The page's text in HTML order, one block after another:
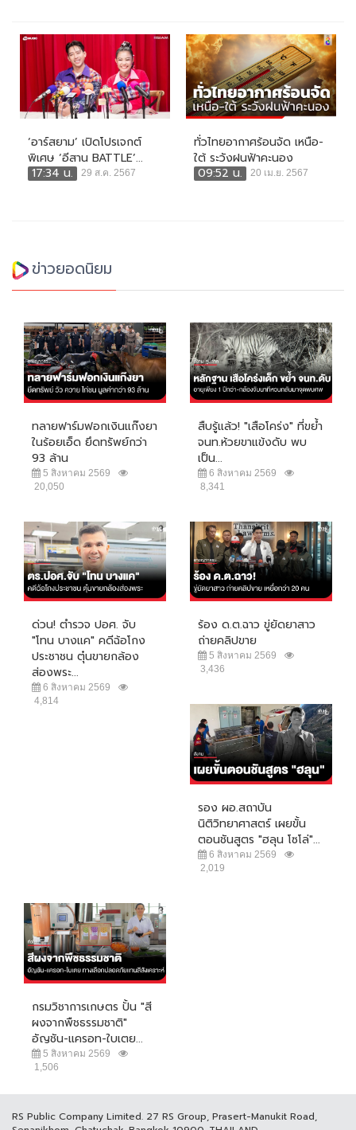
‘อาร์สยาม’ เปิดโปรเจกต์
พิเศษ ‘อีสาน BATTLE’...
17:34 น.
29 ส.ค. 2567
ทั่วไทยอากาศร้อนจัด เหนือ-
ใต้ ระวังฝนฟ้าคะนอง
09:52 น.
20 เม.ย. 2567
ข่าวยอดนิยม
ทลายฟาร์มฟอกเงินแก๊งยา
ในร้อยเอ็ด ยึดทรัพย์กว่า
93 ล้าน
5 สิงหาคม 2569
20,050
สืบรู้แล้ว! "เสือโคร่ง" ที่ขย้ำ
จนท.ห้วยขาแข้งดับ พบ
เป็น...
6 สิงหาคม 2569
8,341
ด่วน! ตำรวจ ปอศ. จับ
"โทน บางแค" คดีฉ้อโกง
ประชาชน ตุ๋นขายกล้อง
ส่องพระ...
6 สิงหาคม 2569
4,814
ร้อง ด.ต.ฉาว ขู่ยัดยาสาว
ถ่ายคลิปขาย
5 สิงหาคม 2569
3,436
รอง ผอ.สถาบัน
นิติวิทยาศาสตร์ เผยขั้น
ตอนชันสูตร "ฮลุน โซโล่"...
6 สิงหาคม 2569
2,019
กรมวิชาการเกษตร ปั้น "สี
ผงจากพืชธรรมชาติ"
อัญชัน-แครอท-ใบเตย...
5 สิงหาคม 2569
1,506
RS Public Company Limited. 27 RS Group, Prasert-Manukit Road,